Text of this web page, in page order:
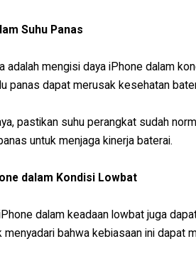
Suhu Panas
adalah mengisi daya iPhone dalam
panas dapat merusak kesehatan
pastikan suhu perangkat sudah
untuk menjaga kinerja baterai.
dalam Kondisi Lowbat
dalam keadaan lowbat juga
menyadari bahwa kebiasaan ini dapat